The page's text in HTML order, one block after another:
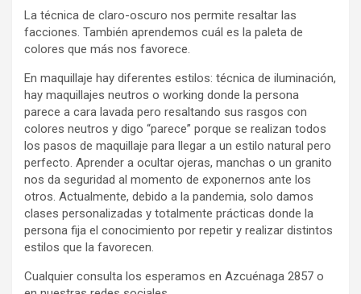
La técnica de claro-oscuro nos permite resaltar las
facciones. También aprendemos cuál es la paleta de
colores que más nos favorece.
En maquillaje hay diferentes estilos: técnica de iluminación,
hay maquillajes neutros o working donde la persona
parece a cara lavada pero resaltando sus rasgos con
colores neutros y digo “parece” porque se realizan todos
los pasos de maquillaje para llegar a un estilo natural pero
perfecto. Aprender a ocultar ojeras, manchas o un granito
nos da seguridad al momento de exponernos ante los
otros. Actualmente, debido a la pandemia, solo damos
clases personalizadas y totalmente prácticas donde la
persona fija el conocimiento por repetir y realizar distintos
estilos que la favorecen.
Cualquier consulta los esperamos en Azcuénaga 2857 o